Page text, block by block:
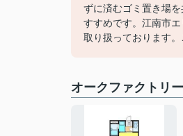
ずに済むゴミ置き場
すすめです。江南市
取り扱っております
オークファクトリ